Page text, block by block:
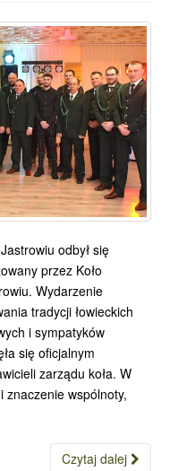
odbył się
przez Koło
Wydarzenie
tradycji łowieckich
i sympatyków
się oficjalnym
zarządu koła. W
znaczenie wspólnoty,
Czytaj dalej